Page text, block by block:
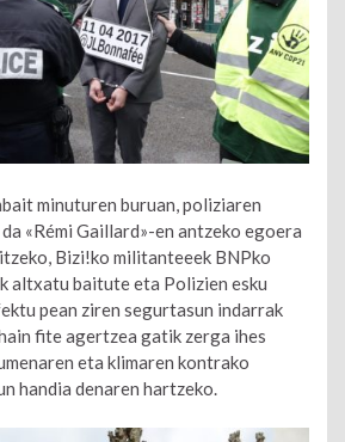
minuturen buruan, poliziaren
«Rémi Gaillard»-en antzeko egoera
Bizi!ko militanteeek BNPko
altxatu baitute eta Polizien esku
pean ziren segurtasun indarrak
fite agertzea gatik zerga ihes
eta klimaren kontrako
handia denaren hartzeko.